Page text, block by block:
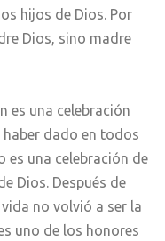
hijos de Dios. Por
Dios, sino madre
es una celebración
haber dado en todos
es una celebración de
Dios. Después de
no volvió a ser la
uno de los honores